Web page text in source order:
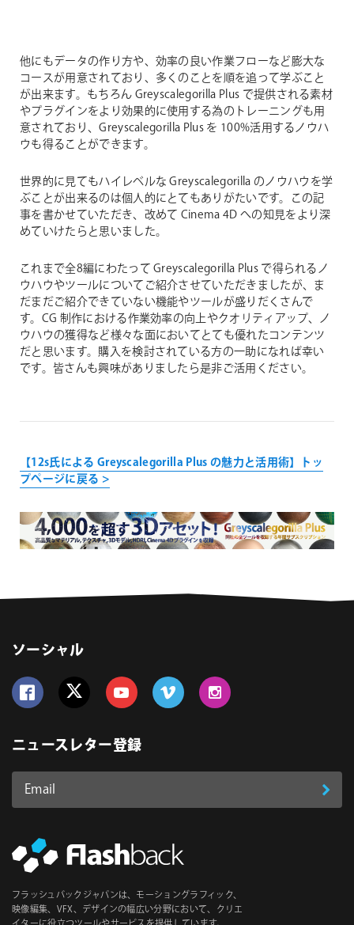
他にもデータの作り方や、効率の良い作業フローなど膨大な
コースが用意されており、多くのことを順を追って学ぶこと
が出来ます。もちろん Greyscalegorilla Plus で提供される素材
やプラグインをより効果的に使用する為のトレーニングも用
意されており、Greyscalegorilla Plus を 100%活用するノウハ
ウも得ることができます。
世界的に見てもハイレベルな Greyscalegorilla のノウハウを学
ぶことが出来るのは個人的にとてもありがたいです。この記
事を書かせていただき、改めて Cinema 4D への知見をより深
めていけたらと思いました。
これまで全8編にわたって Greyscalegorilla Plus で得られるノ
ウハウやツールについてご紹介させていただきましたが、ま
だまだご紹介できていない機能やツールが盛りだくさんで
す。CG 制作における作業効率の向上やクオリティアップ、ノ
ウハウの獲得など様々な面においてとても優れたコンテンツ
だと思います。購入を検討されている方の一助になれば幸い
です。皆さんも興味がありましたら是非ご活用ください。
【12s氏による Greyscalegorilla Plus の魅力と活用術】トッ
プページに戻る >
ソーシャル
ニュースレター登録
Email
ス
必
須
登
フラッシュバックジャパンは、モーショングラフィック、
映像編集、VFX、デザインの幅広い分野において、クリエ